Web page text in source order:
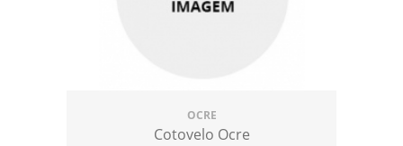
OCRE
Cotovelo Ocre